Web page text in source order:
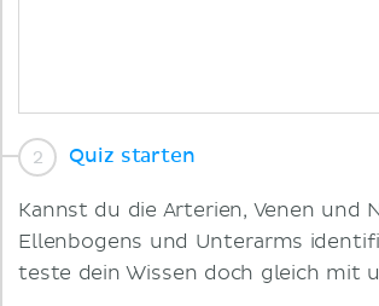
Quiz starten
Kannst du die Arterien, Venen und
Ellenbogens und Unterarms
teste dein Wissen doch gleich mit